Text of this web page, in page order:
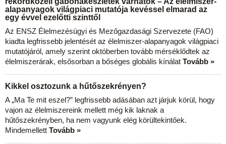
alapanyagok világpiaci mutatója kevéssel elmarad az
egy évvel ezelőtti szinttől
Az ENSZ Élelmezésügyi és Mezőgazdasági Szervezete (FAO)
kiadta legfrissebb jelentését az élelmiszer-alapanyagok világpiaci
mutatójáról, amely szerint októberben tovább mérséklődtek az
élelmiszerárak, elsősorban a bőséges globális kínálat Tovább »
Kikkel osztozunk a hűtőszekrényen?
A „Ma Te mit eszel?” legfrissebb adásában azt járjuk körül, hogy
vajon az élelmiszereink mellett még kik laknak a
hűtőszekrényben, ha nem vagyunk elég körültekintőek.
Mindemellett Tovább »